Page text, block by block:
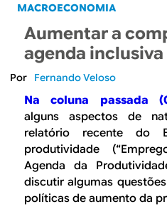
g
o
R
á
r
i
o
d
e
b
MACROECONOMIA
Aumentar a
agenda inclusiva
Fernando Veloso
Na coluna passada
alguns aspectos de
relatório recente do
produtividade
Agenda da
discutir algumas
políticas de aumento da